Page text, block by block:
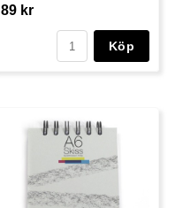
89 kr
Köp